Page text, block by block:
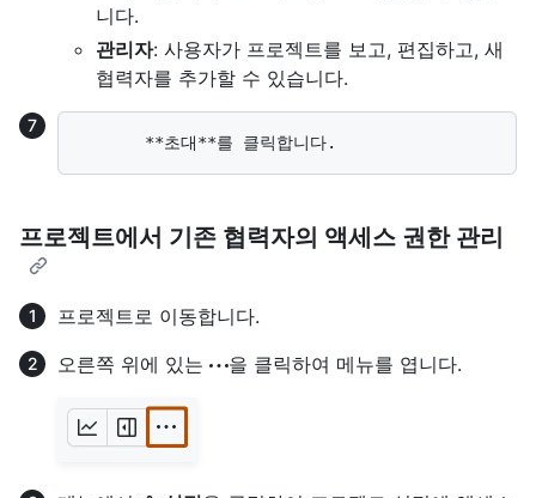
니다.
관리자: 사용자가 프로젝트를 보고, 편집하고, 새
협력자를 추가할 수 있습니다.
프로젝트에서 기존 협력자의 액세스 권한 관리
프로젝트로 이동합니다.
오른쪽 위에 있는
을 클릭하여 메뉴를 엽니다.